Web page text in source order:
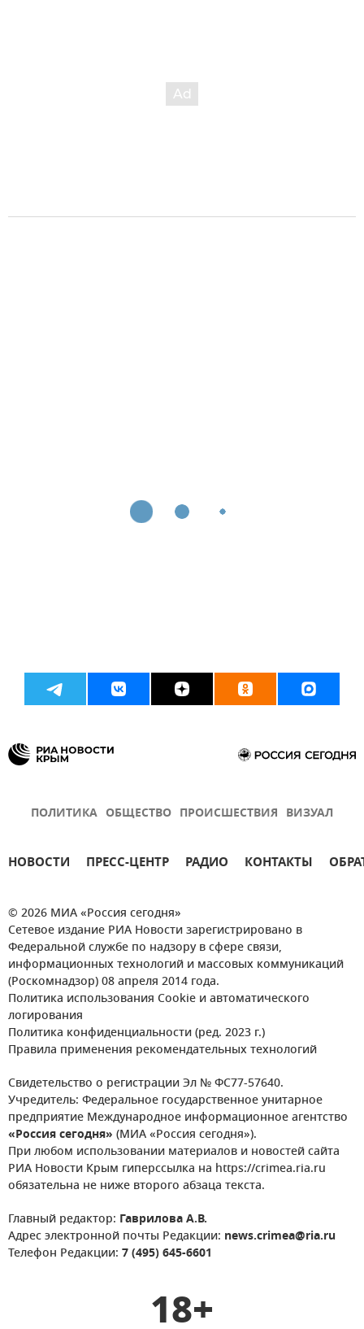
ПОЛИТИКА ОБЩЕСТВО ПРОИСШЕСТВИЯ ВИЗУАЛ
НОВОСТИ ПРЕСС-ЦЕНТР РАДИО КОНТАКТЫ
© 2026 МИА «Россия сегодня»
Сетевое издание РИА Новости зарегистрировано в
Федеральной службе по надзору в сфере связи,
информационных технологий и массовых коммуникаций
(Роскомнадзор) 08 апреля 2014 года.
Политика использования Cookie и автоматического
логирования
Политика конфиденциальности (ред. 2023 г.)
Правила применения рекомендательных технологий
Свидетельство о регистрации Эл № ФС77-57640.
Учредитель: Федеральное государственное унитарное
предприятие Международное информационное агентство
«Россия сегодня» (МИА «Россия сегодня»).
При любом использовании материалов и новостей сайта
РИА Новости Крым гиперссылка на https://crimea.ria.ru
обязательна не ниже второго абзаца текста.
Главный редактор: Гаврилова А.В.
Адрес электронной почты Редакции: news.crimea@ria.ru
Телефон Редакции: 7 (495) 645-6601
18+